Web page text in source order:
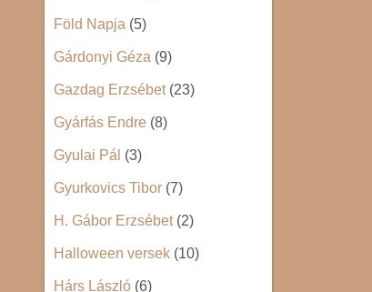
Föld Napja (5)
Gárdonyi Géza (9)
Gazdag Erzsébet(23)
Gyárfás Endre (8)
Gyulai Pál (3)
Gyurkovics Tibor (7)
H. Gábor Erzsébet(2)
Halloween versek (10)
Hárs László (6)